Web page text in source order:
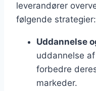
leverandører
følgende strategier:
Uddannelse
uddannelse
forbedre
markeder.